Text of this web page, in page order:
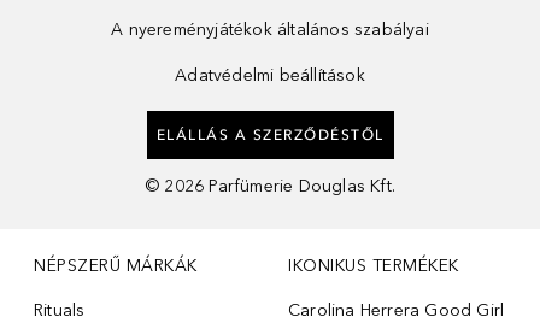
A nyereményjátékok általános szabályai
Adatvédelmi beállítások
ELÁLLÁS A SZERZŐDÉSTŐL
© 2026 Parfümerie Douglas Kft.
NÉPSZERŰ MÁRKÁK
Rituals
IKONIKUS TERMÉKEK
Carolina Herrera Good Girl